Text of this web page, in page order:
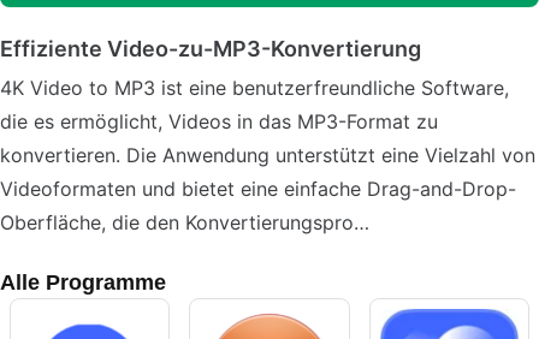
Effiziente Video-zu-MP3-Konvertierung
4K Video to MP3 ist eine benutzerfreundliche Software,
die es ermöglicht, Videos in das MP3-Format zu
konvertieren. Die Anwendung unterstützt eine Vielzahl von
Videoformaten und bietet eine einfache Drag-and-Drop-
Oberfläche, die den Konvertierungspro…
Alle Programme